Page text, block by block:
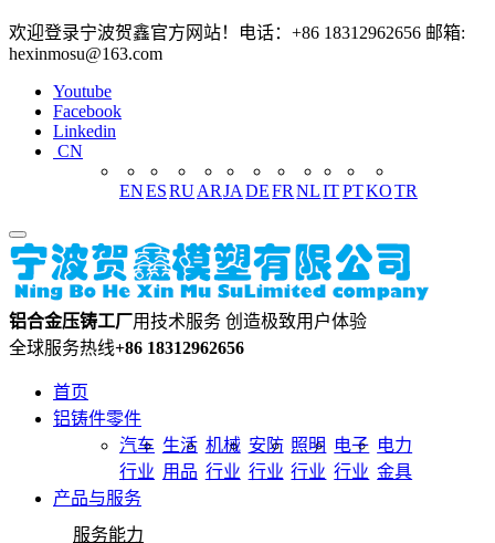
欢迎登录宁波贺鑫官方网站！电话：+86 18312962656 邮箱:
hexinmosu@163.com
Youtube
Facebook
Linkedin
CN
ENESRUARJA DEFR NLITPTKOTR
铝合金压铸工厂用技术服务 创造极致用户体验
全球服务热线+86 18312962656
首页
铝铸件零件
汽车
行业
生活
用品
机械
行业
安防
行业
照明
行业
电子
行业
电力
金具
产品与服务
服务能力